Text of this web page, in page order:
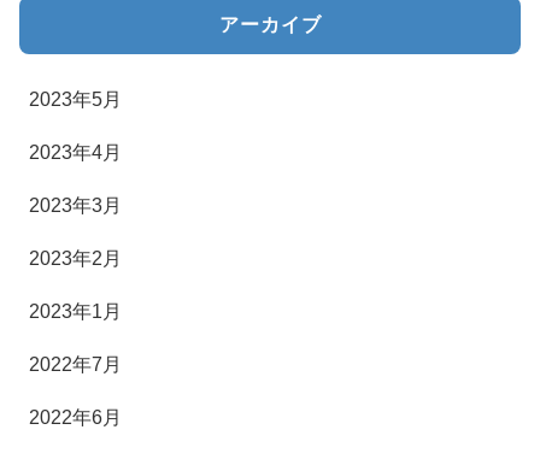
アーカイブ
2023年5月
2023年4月
2023年3月
2023年2月
2023年1月
2022年7月
2022年6月